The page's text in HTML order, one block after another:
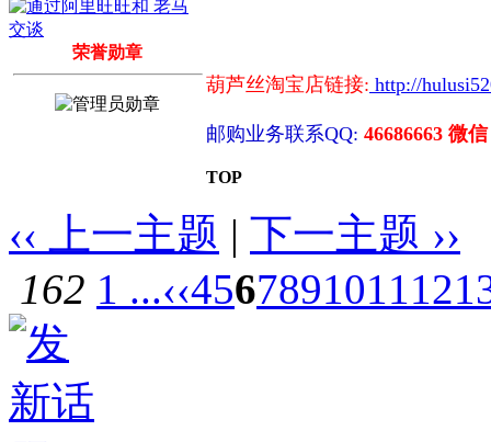
荣誉勋章
葫芦丝淘宝店链接: http://
邮购业务联系QQ: 46686663 微
TOP
‹‹ 上一主题 | 下一主题 ››
162 1 ...‹‹456789101112